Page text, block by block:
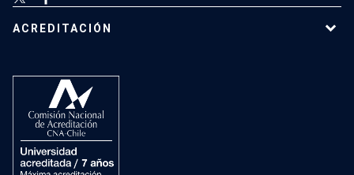
ACREDITACIÓN